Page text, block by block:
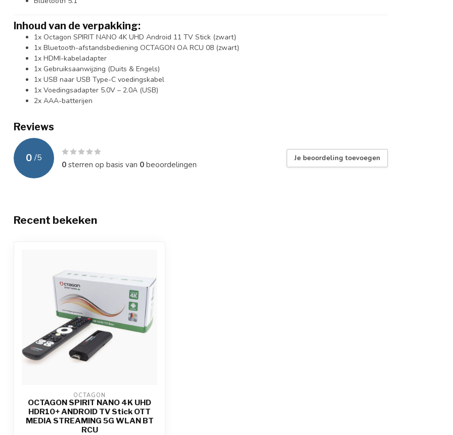
Inhoud van de verpakking:
1x Octagon SPIRIT NANO 4K UHD Android 11 TV Stick (zwart)
1x Bluetooth-afstandsbediening OCTAGON OA RCU 08 (zwart)
1x HDMI-kabeladapter
1x Gebruiksaanwijzing (Duits & Engels)
1x USB naar USB Type-C voedingskabel
1x Voedingsadapter 5.0V – 2.0A (USB)
2x AAA-batterijen
Reviews
0 /5
0sterren op basis van 0beoordelingen
Je beoordeling toevoegen
Recent bekeken
OCTAGON
OCTAGON SPIRIT NANO 4K UHD
HDR10+ ANDROID TV Stick OTT
MEDIA STREAMING 5G WLAN BT
RCU